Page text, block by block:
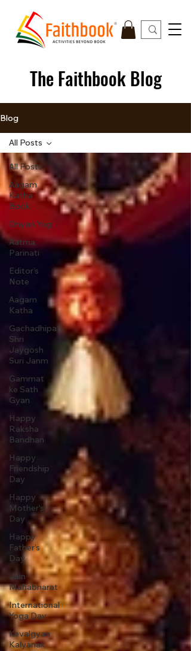
The Faithbook Blog
Blog
All Posts
Aagam
Katha
Book
Dhyan Yog
Aatma
Parinati
Editor’s
Note
Aagam
Katha
Gachadhipati
Shri
Jaygosh
Suri Janm
Gammat
ke Sath
Gyan
Happy
Raksha
Bandhan
Happy
Friendship
Day
Happy
Mother's
Day
Happy
Father’s
Day
Jain
Mahabharat
International
Yoga Day
Kevalgyan
Kalyanak
All Posts